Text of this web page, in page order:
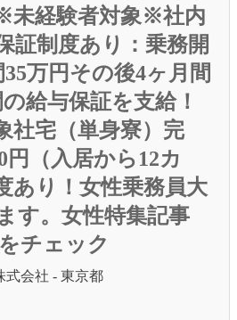
未経験者対象※社内
証制度あり：乗務開
万円その後4ヶ月間
給与保証を支給！
社宅（単身寮）完
円（入居から12カ
あり！女性乗務員大
す。女性特集記事
チェック
式会社 - 東京都